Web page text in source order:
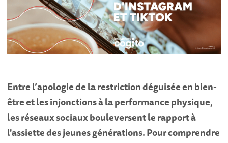
Entre l’apologie de la restriction déguisée en bien-
être et les injonctions à la performance physique,
les réseaux sociaux bouleversent le rapport à
l'assiette des jeunes générations. Pour comprendre